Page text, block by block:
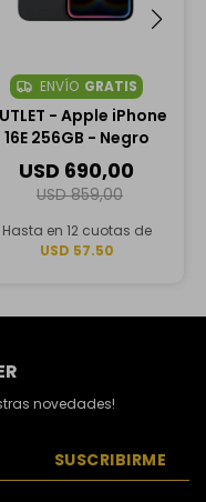
ENVÍO GRATIS
- Apple iPhone
16E 256GB - Negro
USD 690,00
USD 859,00
Hasta en 12 cuotas de
USD 57.50
novedades!
SUSCRIBIRME